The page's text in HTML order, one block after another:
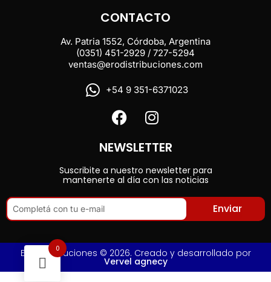
CONTACTO
Av. Patria 1552, Córdoba, Argentina
(0351) 451-2929 / 727-5294
ventas@erodistribuciones.com
+54 9 351-6371023
NEWSLETTER
Suscribite a nuestro newsletter para
mantenerte al día con las noticias
Enviar
Ero Distribuciones © 2026. Creado y desarrollado por
Vervel agnecy
0